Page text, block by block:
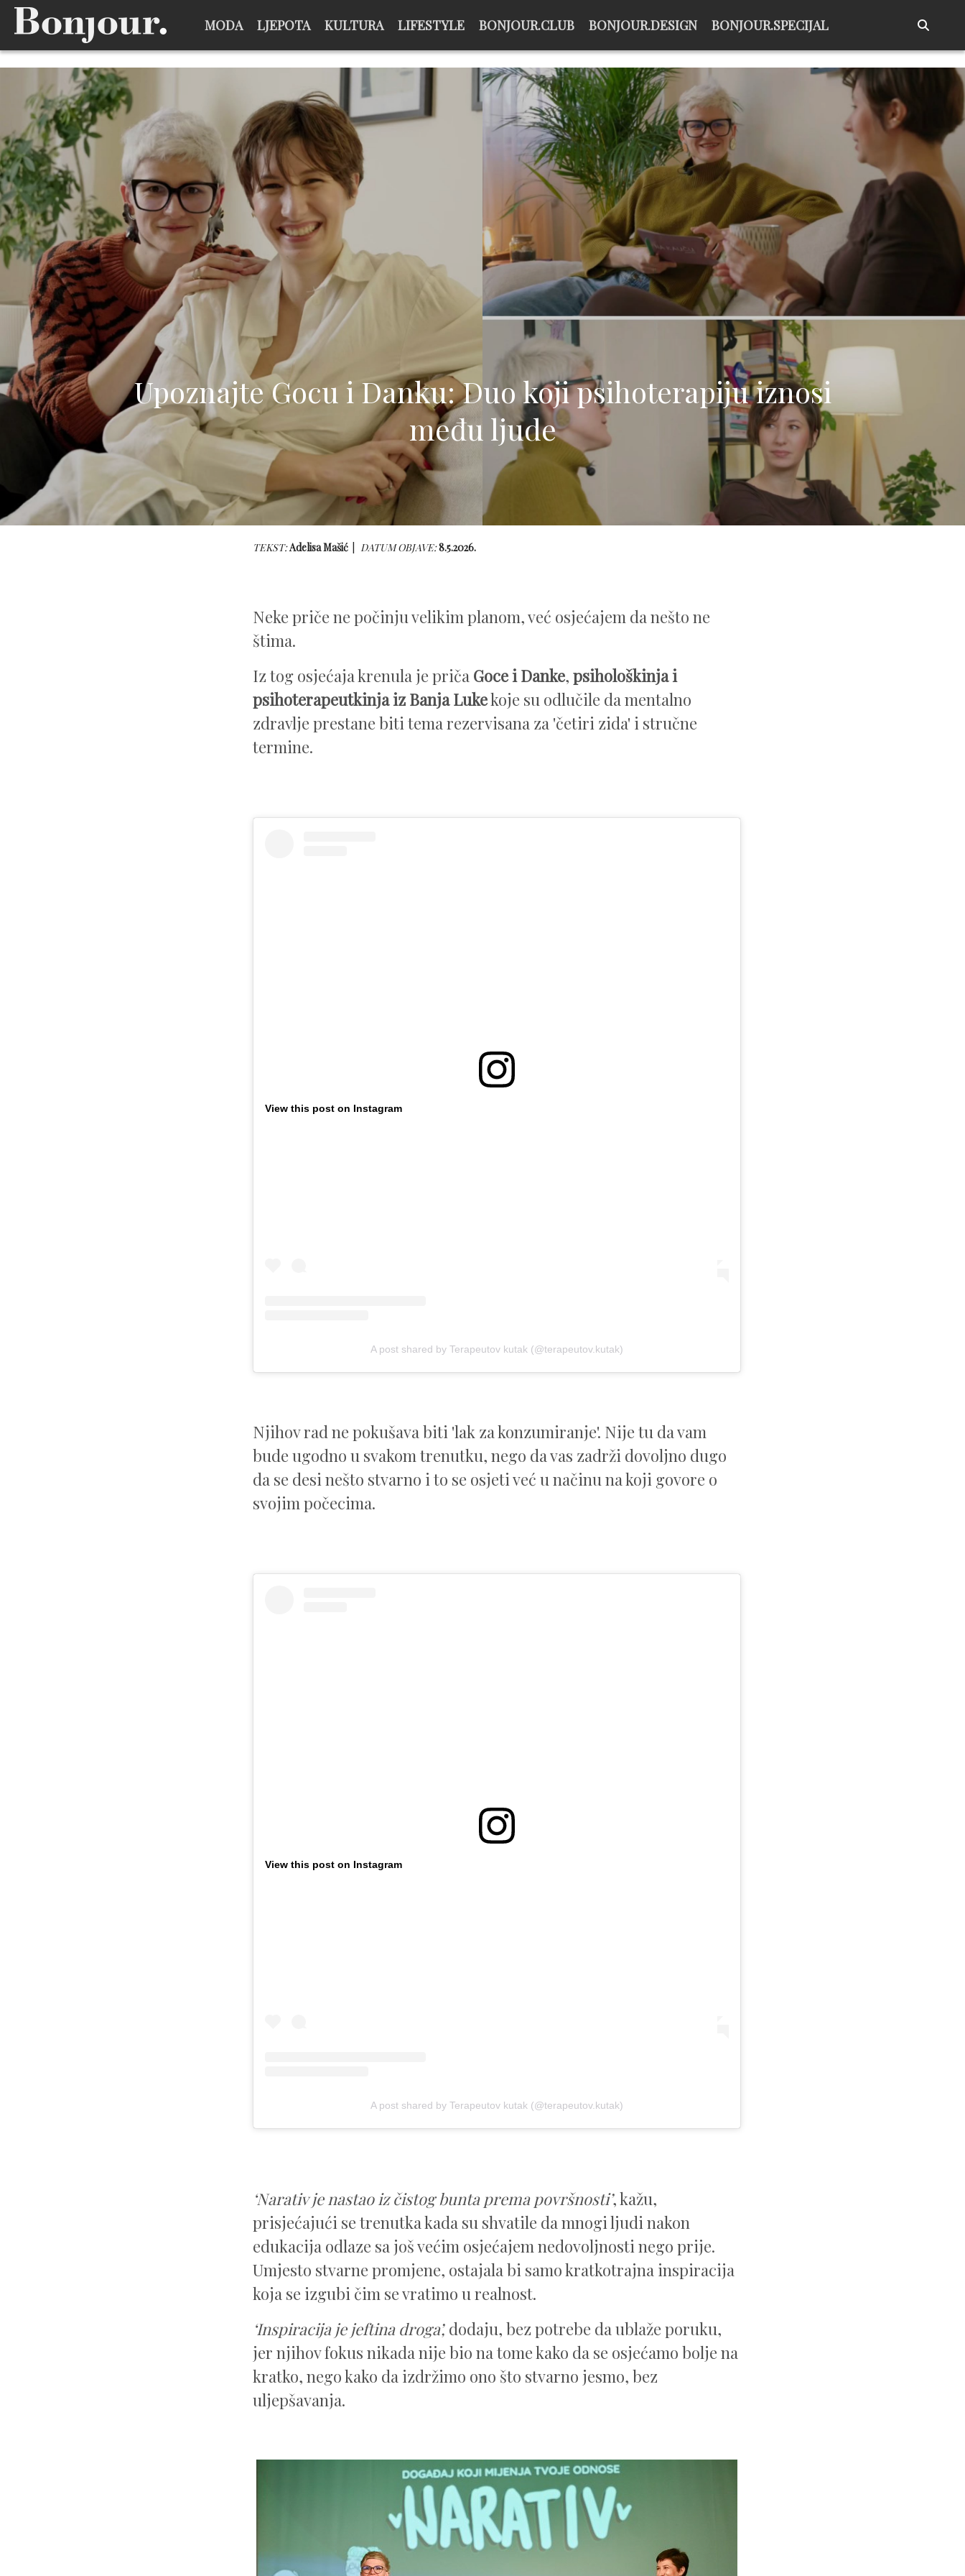
MODA LJEPOTA KULTURA LIFESTYLE BONJOUR.CLUB BONJOUR.DESIGN BONJOUR.SPECIJAL
Upoznajte Gocu i Danku: Duo koji psihoterapiju iznosi
među ljude
TEKST:Adelisa Mašić DATUM OBJAVE:8.5.2026.
Neke priče ne počinju velikim planom, već osjećajem da nešto ne
štima.
Iz tog osjećaja krenula je priča Goce i Danke, psihološkinja i
psihoterapeutkinja iz Banja Lukekoje su odlučile da mentalno
zdravlje prestane biti tema rezervisana za 'četiri zida' i stručne
termine.
View this post on Instagram
A post shared by Terapeutov kutak (@terapeutov.kutak)
Njihov rad ne pokušava biti 'lak za konzumiranje'. Nije tu da vam
bude ugodno u svakom trenutku, nego da vas zadrži dovoljno dugo
da se desi nešto stvarno i to se osjeti već u načinu na koji govore o
svojim počecima.
View this post on Instagram
A post shared by Terapeutov kutak (@terapeutov.kutak)
‘Narativ je nastao iz čistog bunta prema površnosti’, kažu,
prisjećajući se trenutka kada su shvatile da mnogi ljudi nakon
edukacija odlaze sa još većim osjećajem nedovoljnosti nego prije.
Umjesto stvarne promjene, ostajala bi samo kratkotrajna inspiracija
koja se izgubi čim se vratimo u realnost.
‘Inspiracija je jeftina droga’, dodaju, bez potrebe da ublaže poruku,
jer njihov fokus nikada nije bio na tome kako da se osjećamo bolje na
kratko, nego kako da izdržimo ono što stvarno jesmo, bez
uljepšavanja.